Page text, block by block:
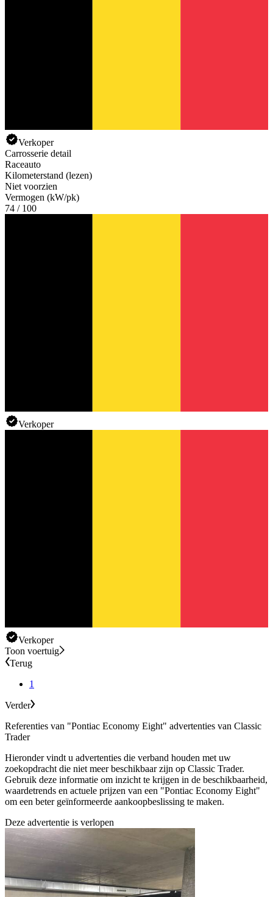
Verkoper
Carrosserie detail
Raceauto
Kilometerstand (lezen)
Niet voorzien
Vermogen (kW/pk)
74 / 100
Verkoper
Verkoper
Toon voertuig
Terug
1
Verder
Referenties van "Pontiac Economy Eight" advertenties van Classic
Trader
Hieronder vindt u advertenties die verband houden met uw
zoekopdracht die niet meer beschikbaar zijn op Classic Trader.
Gebruik deze informatie om inzicht te krijgen in de beschikbaarheid,
waardetrends en actuele prijzen van een "Pontiac Economy Eight"
om een beter geïnformeerde aankoopbeslissing te maken.
Deze advertentie is verlopen